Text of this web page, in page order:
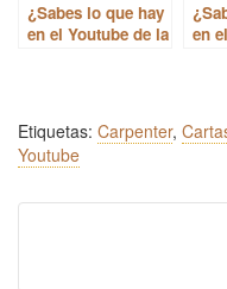
¿Sabes lo que hay
en el Youtube de la
en
Etiquetas: Carpenter,
Youtube